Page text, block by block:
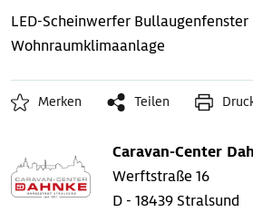
LED-Scheinwerfer Bullaugenfenster
Wohnraumklimaanlage
Merken Teilen
Caravan-Center
Werftstraße 16
D - 18439 Stralsund